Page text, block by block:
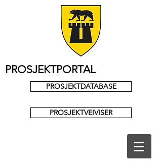
PROSJEKTPORTAL
PROSJEKTDATABASE
PROSJEKTVEIVISER